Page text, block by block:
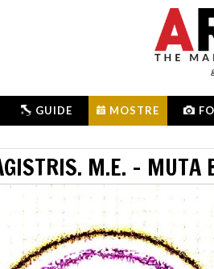
GUIDE MOSTRE
M.E. - MUTA